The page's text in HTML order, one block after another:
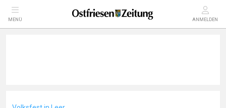
MENÜ ANMELDEN